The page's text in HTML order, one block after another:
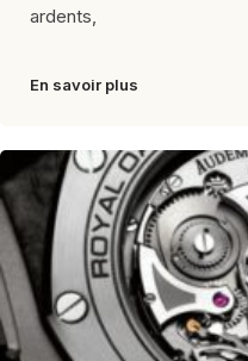
ardents,
En savoir plus